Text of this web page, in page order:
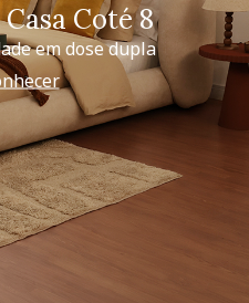
Coté 8
em dose dupla